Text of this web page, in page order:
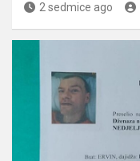
2 sedmice ago